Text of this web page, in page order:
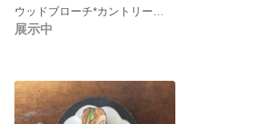
展示中